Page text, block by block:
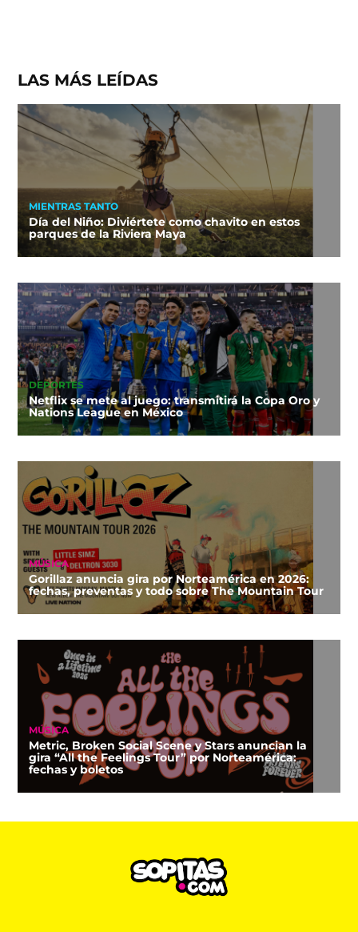
LAS MÁS LEÍDAS
MIENTRAS TANTO
Día del Niño: Diviértete como chavito en estos
parques de la Riviera Maya
DEPORTES
Netflix se mete al juego: transmitirá la Copa Oro y
Nations League en México
MÚSICA
Gorillaz anuncia gira por Norteamérica en 2026:
fechas, preventas y todo sobre The Mountain Tour
MÚSICA
Metric, Broken Social Scene y Stars anuncian la
gira “All the Feelings Tour” por Norteamérica:
fechas y boletos